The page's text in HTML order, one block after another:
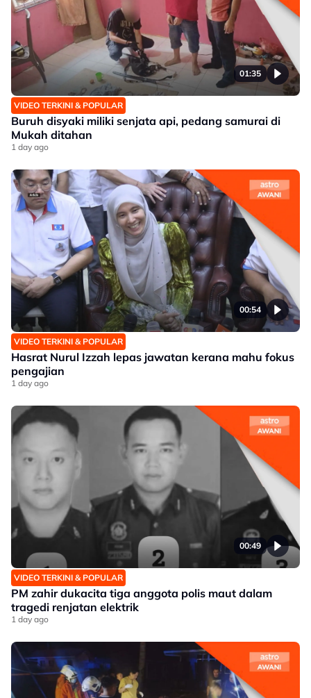
01:35
VIDEO TERKINI & POPULAR
Buruh disyaki miliki senjata api, pedang samurai di
Mukah ditahan
1 day ago
00:54
VIDEO TERKINI & POPULAR
Hasrat Nurul Izzah lepas jawatan kerana mahu fokus
pengajian
1 day ago
00:49
VIDEO TERKINI & POPULAR
PM zahir dukacita tiga anggota polis maut dalam
tragedi renjatan elektrik
1 day ago